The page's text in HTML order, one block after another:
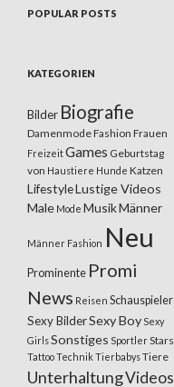
POPULAR POSTS
KATEGORIEN
Bilder Biografie
DamenmodeFashion Frauen
FreizeitGames Geburtstag
von Haustiere Hunde Katzen
LifestyleLustige Videos
Male Mode MusikMänner
Männer Fashion Neu
Prominente Promi
News Reisen Schauspieler
Sexy BilderSexy Boy Sexy
GirlsSonstiges SportlerStars
TattooTechnikTierbabysTiere
UnterhaltungVideos